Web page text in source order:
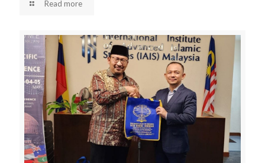
Read more